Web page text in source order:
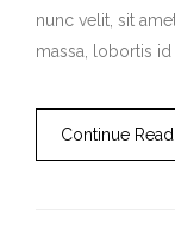
nunc velit, sit
massa, lobortis id
Continue